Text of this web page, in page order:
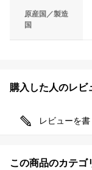
原産国／製造
国
購入した人のレビ
レビューを書
この商品のカテゴ